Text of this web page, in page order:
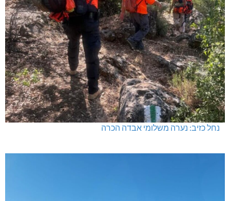
נחל כזיב: נערה משלומי אבדה הכרה